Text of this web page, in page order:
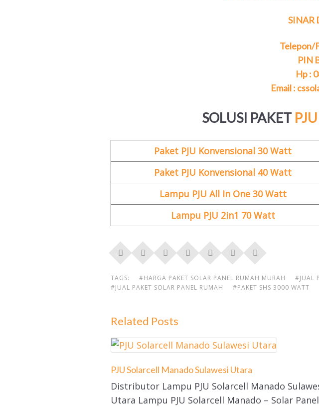
SINAR
Telepon/
PIN
Hp :
Email :
SOLUSI PAKET
Paket PJU Konvensional 30 Watt
Paket PJU Konvensional 40 Watt
Lampu PJU All In One 30 Watt
Lampu PJU 2in1 70 Watt
TAGS: #HARGA PAKET SOLAR PANEL RUMAH MURAH #JUAL
#JUAL PAKET SOLAR PANEL RUMAH
#PAKET SHS 3000 WATT
Related Posts
PJU Solarcell Manado Sulawesi Utara
Distributor Lampu PJU Solarcell Manado
Utara Lampu PJU Solarcell Manado – Solar Panel